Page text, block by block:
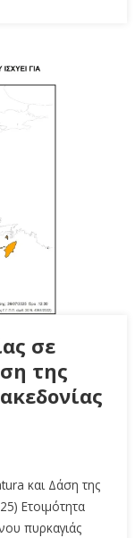
σε
της
και Δάση της
Ετοιμότητα
πυρκαγιάς